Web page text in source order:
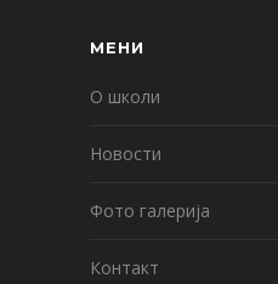
МЕНИ
О школи
Новости
Фото галерија
Контакт